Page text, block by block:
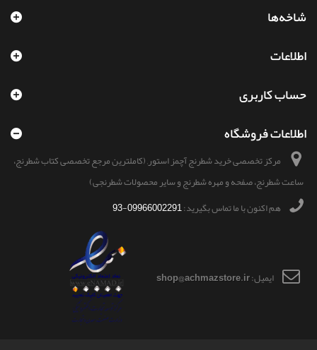
شاخه‌ها
اطلاعات
حساب کاربری
اطلاعات فروشگاه
مرکز تخصصی خرید شطرنج آچمز استور, (کاملترین مرجع تخصصی کتاب شطرنج،
ساعت شطرنج، صفحه و مهره شطرنج و سایر محصولات شطرنجی)
هم اکنون با ما تماس بگیرید:09966002291-93
ایمیل:shop@achmazstore.ir